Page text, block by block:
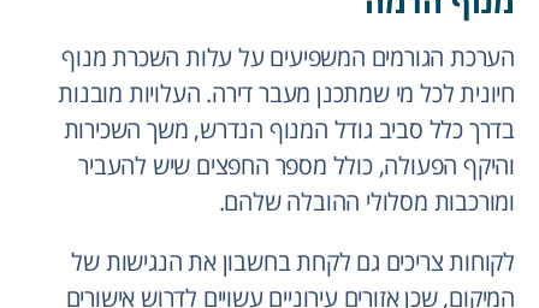
הערכת הגורמים המשפיעים על עלות השכרת מנוף
חיונית לכל מי שמתכנן מעבר דירה. העלויות מובנות
בדרך כלל סביב גודל המנוף הנדרש, משך השכירות
והיקף הפעולה, כולל מספר החפצים שיש להעביר
ומורכבות מסלולי ההובלה שלהם.
לקוחות צריכים גם לקחת בחשבון את הנגישות של
המיקום, שכן אזורים עירוניים עשויים לדרוש אישורים